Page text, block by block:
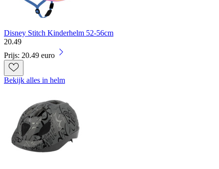
Disney Stitch Kinderhelm 52-56cm
20.49
Prijs: 20.49 euro
Bekijk alles in helm